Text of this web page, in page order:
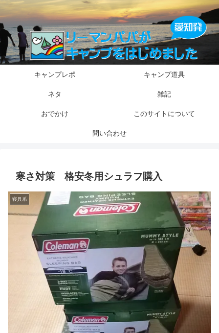
キャンプレポ キャンプ道具
ネタ 雑記
おでかけ このサイトについて
問い合わせ
寒さ対策 格安冬用シュラフ購入
寝具系